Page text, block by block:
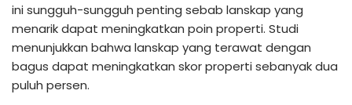
ini sungguh-sungguh penting sebab lanskap yang
menarik dapat meningkatkan poin properti. Studi
menunjukkan bahwa lanskap yang terawat dengan
bagus dapat meningkatkan skor properti sebanyak dua
puluh persen.